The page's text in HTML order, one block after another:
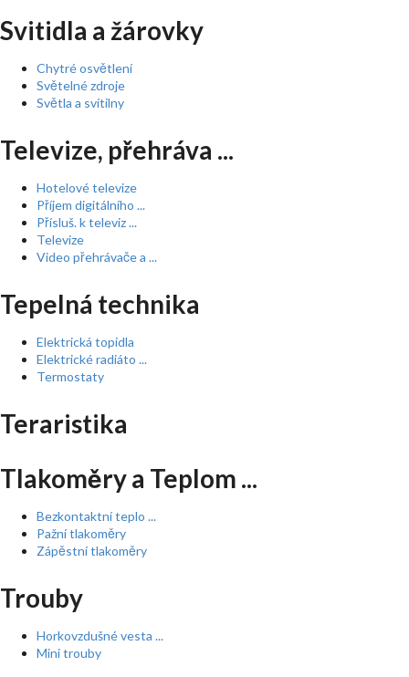
Svitidla a žárovky
Chytré osvětlení
Světelné zdroje
Světla a svítilny
Televize, přehráva ...
Hotelové televize
Příjem digitálního ...
Přísluš. k televiz ...
Televize
Video přehrávače a ...
Tepelná technika
Elektrická topidla
Elektrické radiáto ...
Termostaty
Teraristika
Tlakoměry a Teplom ...
Bezkontaktní teplo ...
Pažní tlakoměry
Zápěstní tlakoměry
Trouby
Horkovzdušné vesta ...
Mini trouby